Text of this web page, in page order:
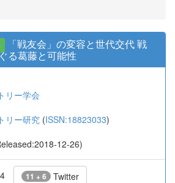
「戦友会」の変容と世代交代 戦
る葛藤と可能性
リー学会
リー研究 (ISSN:18823033)
12-26)
11 + 6 Twitter